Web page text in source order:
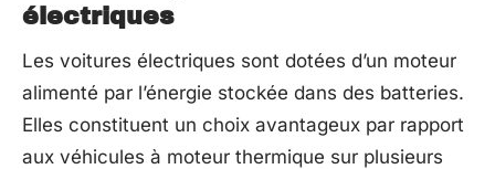
électriques
Les voitures électriques sont dotées d’un moteur
alimenté par l’énergie stockée dans des batteries.
Elles constituent un choix avantageux par rapport
aux véhicules à moteur thermique sur plusieurs